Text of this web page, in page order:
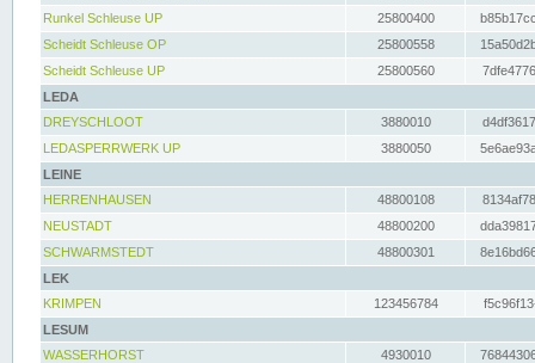
Runkel Schleuse UP
25800400
Scheidt Schleuse OP
25800558
Scheidt Schleuse UP
25800560
LEDA
DREYSCHLOOT
3880010
LEDASPERRWERK UP
3880050
LEINE
HERRENHAUSEN
48800108
NEUSTADT
48800200
SCHWARMSTEDT
48800301
LEK
KRIMPEN
123456784
LESUM
WASSERHORST
4930010